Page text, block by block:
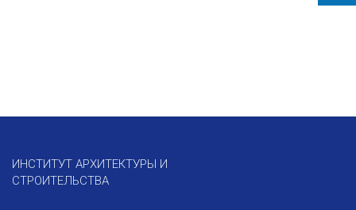
ИНСТИТУТ АРХИТЕКТУРЫ И
СТРОИТЕЛЬСТВА